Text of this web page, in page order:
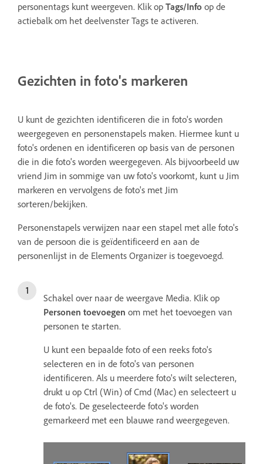
personentags kunt weergeven. Klik op Tags/Info op de
actiebalk om het deelvenster Tags te activeren.
Gezichten in foto's markeren
U kunt de gezichten identificeren die in foto's worden
weergegeven en personenstapels maken. Hiermee kunt u
foto's ordenen en identificeren op basis van de personen
die in die foto's worden weergegeven. Als bijvoorbeeld uw
vriend Jim in sommige van uw foto's voorkomt, kunt u Jim
markeren en vervolgens de foto's met Jim
sorteren/bekijken.
Personenstapels verwijzen naar een stapel met alle foto's
van de persoon die is geïdentificeerd en aan de
personenlijst in de Elements Organizer is toegevoegd.
Schakel over naar de weergave Media. Klik op
Personen toevoegen om met het toevoegen van
personen te starten.
U kunt een bepaalde foto of een reeks foto's
selecteren en in de foto's van personen
identificeren. Als u meerdere foto's wilt selecteren,
drukt u op Ctrl (Win) of Cmd (Mac) en selecteert u
de foto's. De geselecteerde foto's worden
gemarkeerd met een blauwe rand weergegeven.